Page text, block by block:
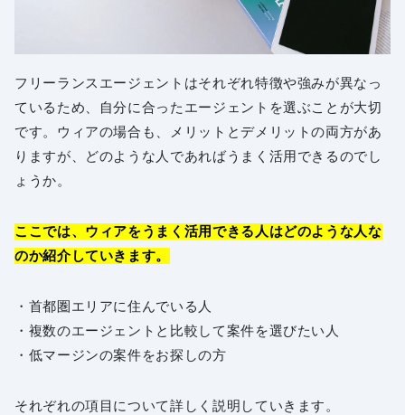
フリーランスエージェントはそれぞれ特徴や強みが異なっ
ているため、自分に合ったエージェントを選ぶことが大切
です。ウィアの場合も、メリットとデメリットの両方があ
りますが、どのような人であればうまく活用できるのでし
ょうか。
ここでは、ウィアをうまく活用できる人はどのような人な
のか紹介していきます。
・首都圏エリアに住んでいる人
・複数のエージェントと比較して案件を選びたい人
・低マージンの案件をお探しの方
それぞれの項目について詳しく説明していきます。